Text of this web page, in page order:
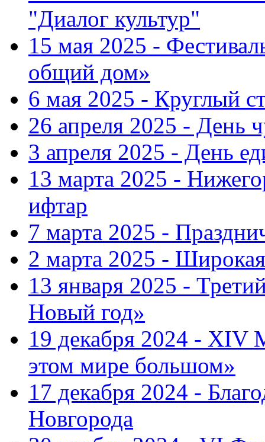
"Диалог культур"
15 мая 2025 -
общий дом»
6 мая 2025 - Круглый
26 апреля 2025 - День
3 апреля 2025 - День
13 марта 2025 -
ифтар
7 марта 2025 -
2 марта 2025 -
13 января 2025 -
Новый год»
19 декабря 2024 - XIV
этом мире большом»
17 декабря 2024 -
Новгорода